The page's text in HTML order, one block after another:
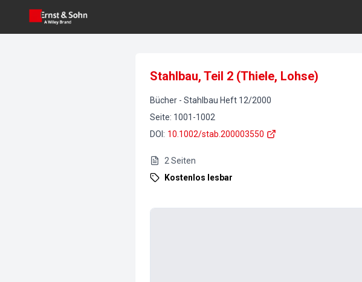
Stahlbau, Teil 2 (Thiele, Lohse)
Bücher - Stahlbau Heft 12/2000
Seite: 1001-1002
DOI : 10.1002/stab.200003550
2 Seiten
Kostenlos lesbar